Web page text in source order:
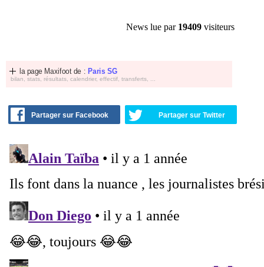
News lue par 19409 visiteurs
la page Maxifoot de : Paris SG
bilan, stats, résultats, calendrier, effectif, transferts, ...
Partager sur Facebook Partager sur Twitter